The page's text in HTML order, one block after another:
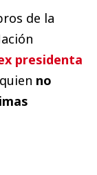
de la
presidenta
no